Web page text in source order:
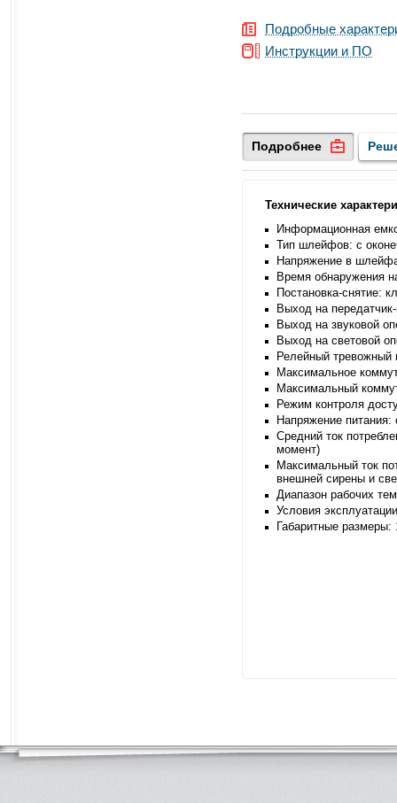
Подробные
Инструкции и ПО
Подробнее
Технические
Информационная
Тип шлейфов: с
Напряжение в
Время обнаружения
Постановка-снятие:
Выход на
Выход на звуковой
Выход на световой
Релейный
Максимальное
Максимальный
Режим контроля
Напряжение питания:
Средний ток
момент)
Максимальный ток
внешней сирены и
Диапазон рабочих
Условия
Габаритные